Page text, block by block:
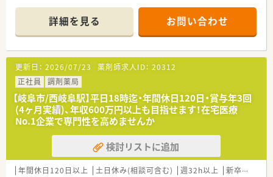
【店舗情報と応需状況について】
■東大垣駅から車で13分ほどの場所に位置しており、マイカー
を利用した通勤が大変便利な立地の調剤薬局です。
■内科や小児科、外科、整形外科など幅広い科目の処方箋を、近
隣の医院から1日平均60枚ほど応需しています。
■現在薬剤師2名体制で運営しておりますが、患者様とじっくり
向き合えるマンツーマン型の丁寧な服薬指導が特徴です。
【職場環境と雰囲気】
■従業員同士のコミュニケーションが活発で、お互いに助け合い
ながら業務を進める温かい雰囲気の職場環境です。
■会社として資格取得支援制度を整備しており、認定薬剤師の資
格を積極的に取得しやすい前向きな風土があります。
■定期的な健康診断や忘年会などの福利厚生も整っており、スタ
ッフが心身ともに健康で楽しく働けるよう配慮されています。
詳細を見る お問い合わせ
更新日： 2026/07/23 薬剤師求人ID： 20312
正社員
調剤薬局
【岐阜市/西岐阜駅】平日18時迄・年間休日120日・賞与年3回
(4ヶ月実績)、年収600万円以上も目指せます！在宅医療
No.1企業で専門性を高めませんか
検討リストに追加
年間休日120日以上 土日休み(相談可含む) 週32h以上 新卒可